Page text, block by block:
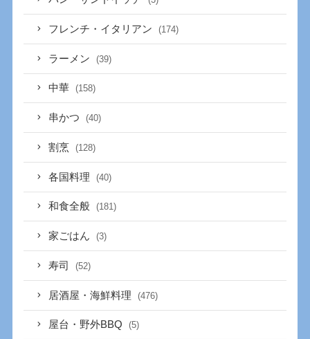
フレンチ・イタリアン (174)
ラーメン (39)
中華 (158)
串かつ (40)
割烹 (128)
各国料理 (40)
和食全般 (181)
家ごはん (3)
寿司 (52)
居酒屋・海鮮料理 (476)
屋台・野外BBQ (5)